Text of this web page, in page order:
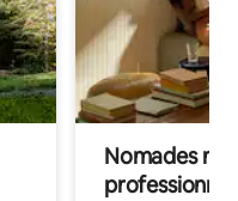
Nomades